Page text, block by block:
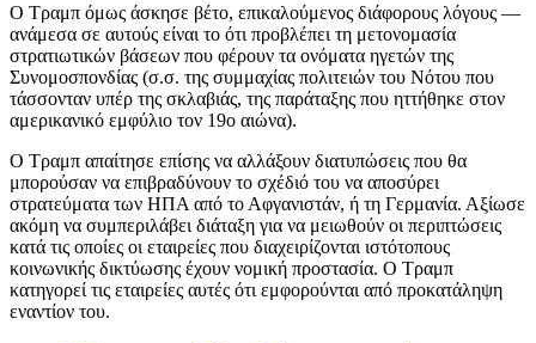
Ο Τραμπ όμως άσκησε βέτο, επικαλούμενος διάφορους λόγους —
ανάμεσα σε αυτούς είναι το ότι προβλέπει τη μετονομασία
στρατιωτικών βάσεων που φέρουν τα ονόματα ηγετών της
Συνομοσπονδίας (σ.σ. της συμμαχίας πολιτειών του Νότου που
τάσσονταν υπέρ της σκλαβιάς, της παράταξης που ηττήθηκε στον
αμερικανικό εμφύλιο τον 19ο αιώνα).
Ο Τραμπ απαίτησε επίσης να αλλάξουν διατυπώσεις που θα
μπορούσαν να επιβραδύνουν το σχέδιό του να αποσύρει
στρατεύματα των ΗΠΑ από το Αφγανιστάν, ή τη Γερμανία. Αξίωσε
ακόμη να συμπεριλάβει διάταξη για να μειωθούν οι περιπτώσεις
κατά τις οποίες οι εταιρείες που διαχειρίζονται ιστότοπους
κοινωνικής δικτύωσης έχουν νομική προστασία. Ο Τραμπ
κατηγορεί τις εταιρείες αυτές ότι εμφορούνται από προκατάληψη
εναντίον του.